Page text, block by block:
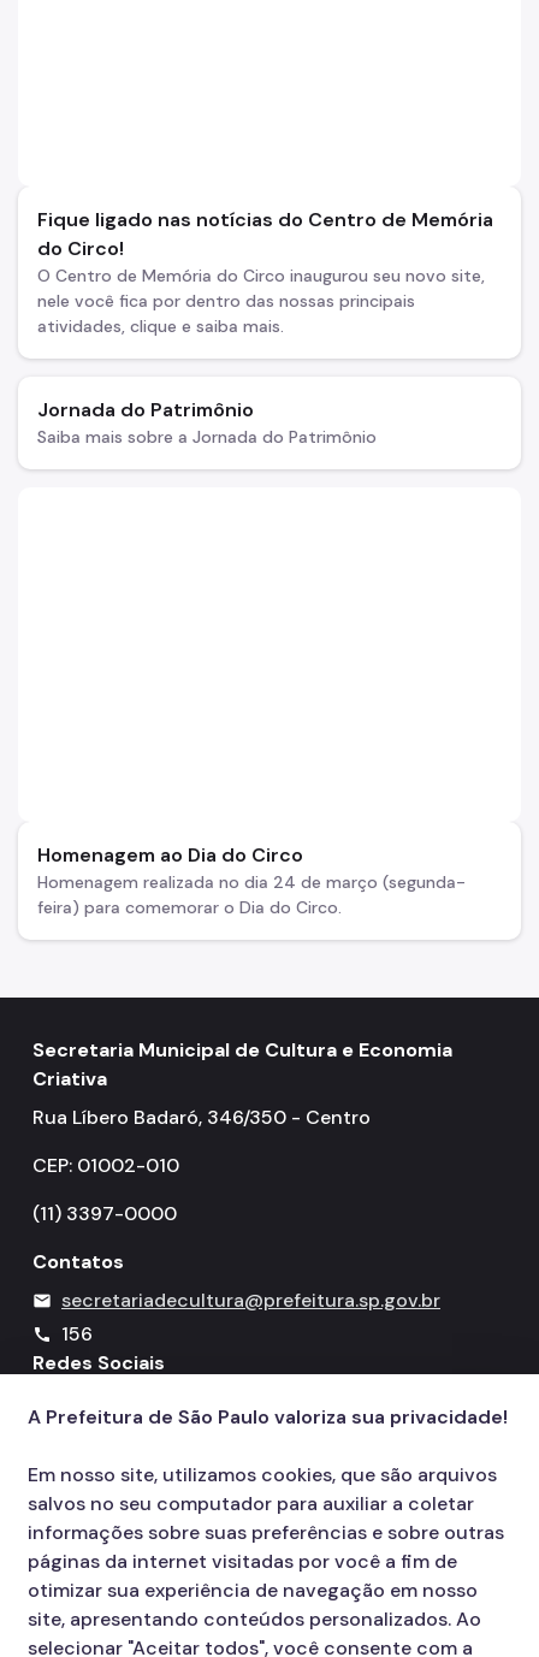
Fique ligado nas notícias do Centro de Memória
do Circo!
O Centro de Memória do Circo inaugurou seu novo site,
nele você fica por dentro das nossas principais
atividades, clique e saiba mais.
Jornada do Patrimônio
Saiba mais sobre a Jornada do Patrimônio
Homenagem ao Dia do Circo
Homenagem realizada no dia 24 de março (segunda-
feira) para comemorar o Dia do Circo.
Secretaria Municipal de Cultura e Economia
Criativa
Rua Líbero Badaró, 346/350 - Centro
CEP: 01002-010
(11) 3397-0000
Contatos
mail secretariadecultura@prefeitura.sp.gov.br
call
156
Redes Sociais
Icone do YouTube
Icone do X
Icone do Instagram
Icone do Facebook
Icone do Flickr
A Prefeitura de São Paulo valoriza sua privacidade!
Em nosso site, utilizamos cookies, que são arquivos
salvos no seu computador para auxiliar a coletar
informações sobre suas preferências e sobre outras
páginas da internet visitadas por você a fim de
otimizar sua experiência de navegação em nosso
site, apresentando conteúdos personalizados. Ao
selecionar "Aceitar todos", você consente com a